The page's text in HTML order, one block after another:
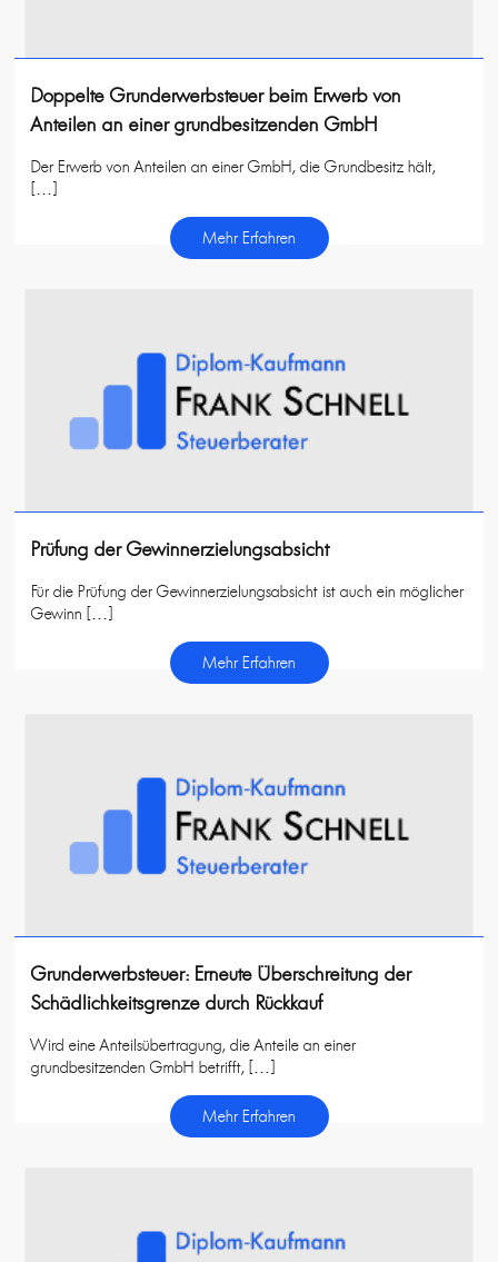
Doppelte Grunderwerbsteuer beim Erwerb von
Anteilen an einer grundbesitzenden GmbH
Der Erwerb von Anteilen an einer GmbH, die Grundbesitz hält,
[…]
Mehr Erfahren
Prüfung der Gewinnerzielungsabsicht
Für die Prüfung der Gewinnerzielungsabsicht ist auch ein möglicher
Gewinn […]
Mehr Erfahren
Grunderwerbsteuer: Erneute Überschreitung der
Schädlichkeitsgrenze durch Rückkauf
Wird eine Anteilsübertragung, die Anteile an einer
grundbesitzenden GmbH betrifft, […]
Mehr Erfahren